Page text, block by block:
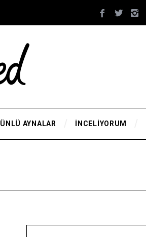
ÜNLÜ AYNALAR İNCELİYORUM